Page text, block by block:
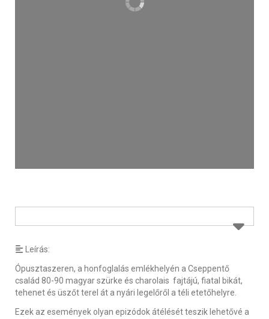
Leírás:
Ópusztaszeren, a honfoglalás emlékhelyén a Cseppentő
család 80-90 magyar szürke és charolais fajtájú, fiatal bikát,
tehenet és üszőt terel át a nyári legelőről a téli etetőhelyre.
Ezek az események olyan epizódok átélését teszik lehetővé a